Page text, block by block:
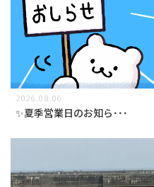
2026.08.06
✨夏季営業日のお知ら･･･